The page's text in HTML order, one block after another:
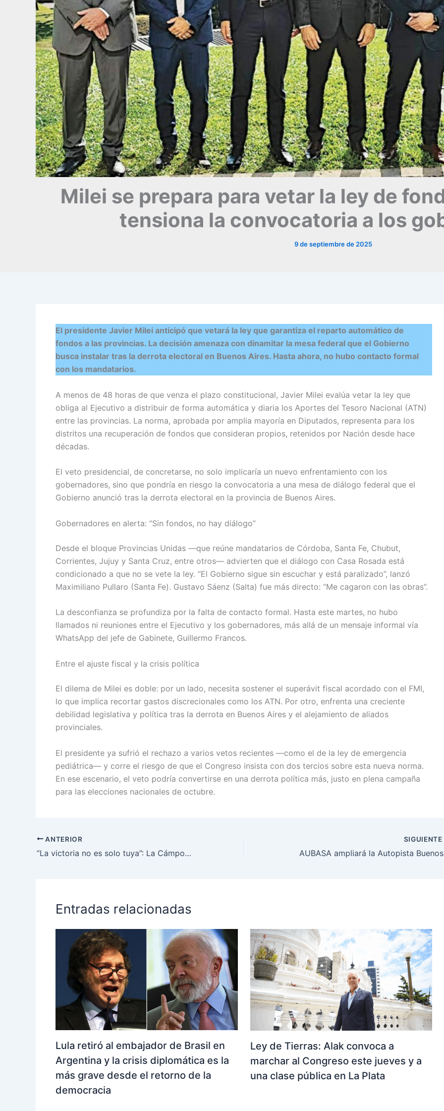
Milei se prepara para vetar la ley de
tensiona la convocatoria a los
9 de septiembre de 2025
El presidente Javier Milei anticipó que vetará la ley que garantiza el reparto automático de
fondos a las provincias. La decisión amenaza con dinamitar la mesa federal que el Gobierno
busca instalar tras la derrota electoral en Buenos Aires. Hasta ahora, no hubo contacto formal
con los mandatarios.
A menos de 48 horas de que venza el plazo constitucional, Javier Milei evalúa vetar la ley que
obliga al Ejecutivo a distribuir de forma automática y diaria los Aportes del Tesoro Nacional (ATN)
entre las provincias. La norma, aprobada por amplia mayoría en Diputados, representa para los
distritos una recuperación de fondos que consideran propios, retenidos por Nación desde hace
décadas.
El veto presidencial, de concretarse, no solo implicaría un nuevo enfrentamiento con los
gobernadores, sino que pondría en riesgo la convocatoria a una mesa de diálogo federal que el
Gobierno anunció tras la derrota electoral en la provincia de Buenos Aires.
Gobernadores en alerta: “Sin fondos, no hay diálogo”
Desde el bloque Provincias Unidas —que reúne mandatarios de Córdoba, Santa Fe, Chubut,
Corrientes, Jujuy y Santa Cruz, entre otros— advierten que el diálogo con Casa Rosada está
condicionado a que no se vete la ley. “El Gobierno sigue sin escuchar y está paralizado”, lanzó
Maximiliano Pullaro (Santa Fe). Gustavo Sáenz (Salta) fue más directo: “Me cagaron con las obras”.
La desconfianza se profundiza por la falta de contacto formal. Hasta este martes, no hubo
llamados ni reuniones entre el Ejecutivo y los gobernadores, más allá de un mensaje informal vía
WhatsApp del jefe de Gabinete, Guillermo Francos.
Entre el ajuste fiscal y la crisis política
El dilema de Milei es doble: por un lado, necesita sostener el superávit fiscal acordado con el FMI,
lo que implica recortar gastos discrecionales como los ATN. Por otro, enfrenta una creciente
debilidad legislativa y política tras la derrota en Buenos Aires y el alejamiento de aliados
provinciales.
El presidente ya sufrió el rechazo a varios vetos recientes —como el de la ley de emergencia
pediátrica— y corre el riesgo de que el Congreso insista con dos tercios sobre esta nueva norma.
En ese escenario, el veto podría convertirse en una derrota política más, justo en plena campaña
para las elecciones nacionales de octubre.
ANTERIOR
“La victoria no es solo tuya”: La Cámpora tensiona con Kicillof a horas del triunfo en Provincia
SIGUIENTE
Entradas relacionadas
Lula retiró al embajador de Brasil en
Argentina y la crisis diplomática es la
más grave desde el retorno de la
democracia
Ley de Tierras: Alak convoca a
marchar al Congreso este jueves y a
una clase pública en La Plata